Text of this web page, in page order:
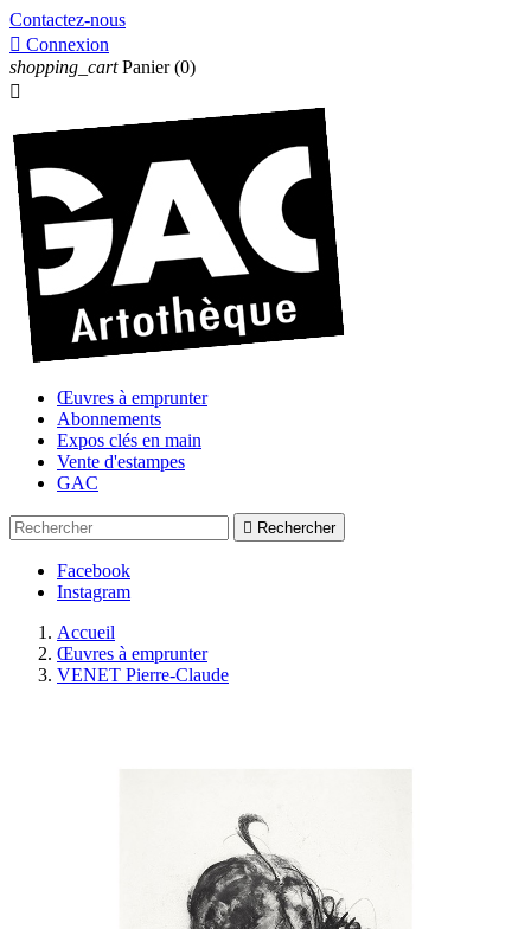
Contactez-nous
 Connexion
shopping_cart Panier (0)

Œuvres à emprunter
Abonnements
Expos clés en main
Vente d'estampes
GAC
 Rechercher
Facebook
Instagram
Accueil
Œuvres à emprunter
VENET Pierre-Claude